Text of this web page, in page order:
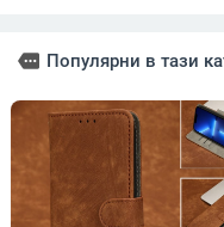
more Популярни в тази